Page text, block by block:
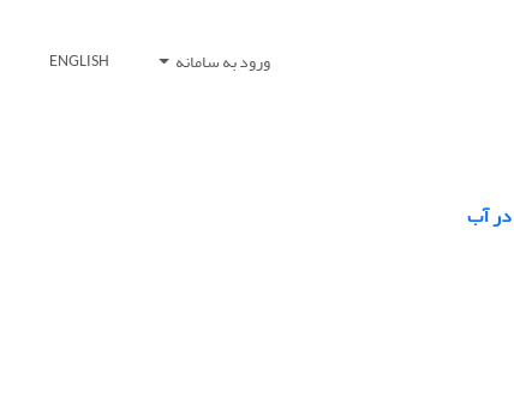
ورود به سامانه ENGLISH
آب